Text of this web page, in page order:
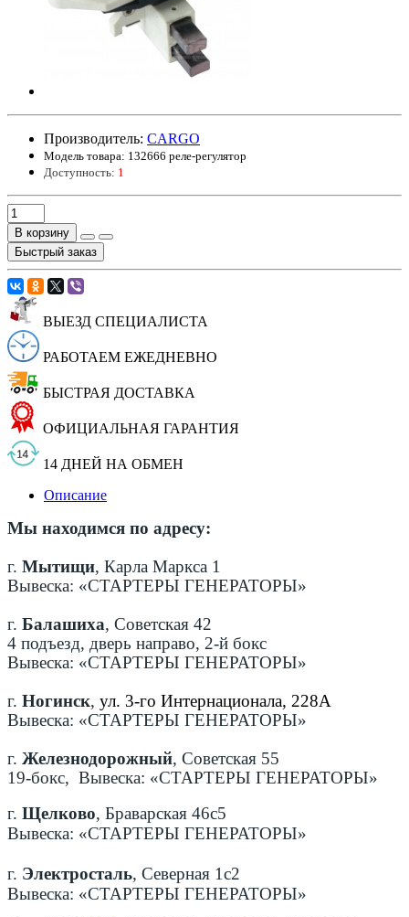
Производитель: CARGO
Модель товара: 132666 реле-регулятор
Доступность: 1
В корзину
Быстрый заказ
ВЫЕЗД СПЕЦИАЛИСТА
РАБОТАЕМ ЕЖЕДНЕВНО
БЫСТРАЯ ДОСТАВКА
ОФИЦИАЛЬНАЯ ГАРАНТИЯ
14 ДНЕЙ НА ОБМЕН
Описание
Мы находимся по адресу:
г. Мытищи, Карла Маркса 1
Вывеска: «СТАРТЕРЫ ГЕНЕРАТОРЫ»
г. Балашиха, Советская 42
4 подъезд, дверь направо, 2-й бокс
Вывеска: «СТАРТЕРЫ ГЕНЕРАТОРЫ»
г. Ногинск, ул. 3-го Интернационала, 228А
Вывеска: «СТАРТЕРЫ ГЕНЕРАТОРЫ»
г. Железнодорожный, Советская 55
19-бокс, Вывеска: «СТАРТЕРЫ ГЕНЕРАТОРЫ»
г. Щелково, Браварская 46с5
Вывеска: «СТАРТЕРЫ ГЕНЕРАТОРЫ»
г. Электросталь, Северная 1с2
Вывеска: «СТАРТЕРЫ ГЕНЕРАТОРЫ»